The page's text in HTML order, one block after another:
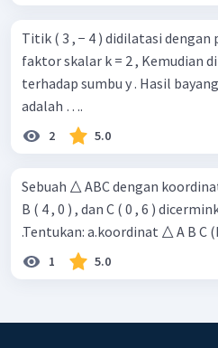
Titik ( 3 , − 4 ) didilatasi dengan
faktor skalar k = 2 , Kemudian
terhadap sumbu y . Hasil
adalah ….
2 5.0
Sebuah △ ABC dengan
B ( 4 , 0 ) , dan C ( 0 , 6 )
.Tentukan: a.koordinat △ A
1 5.0